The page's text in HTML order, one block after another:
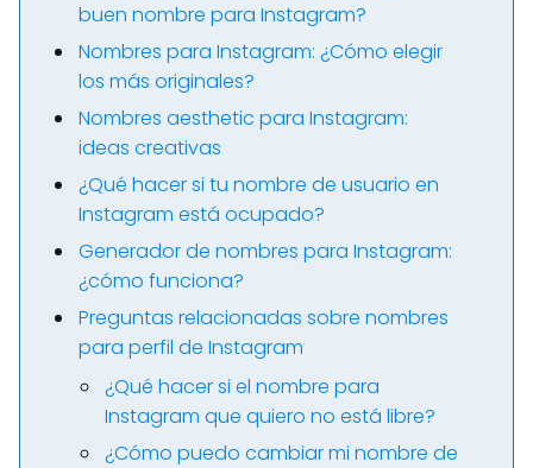
buen nombre para Instagram?
Nombres para Instagram: ¿Cómo elegir
los más originales?
Nombres aesthetic para Instagram:
ideas creativas
¿Qué hacer si tu nombre de usuario en
Instagram está ocupado?
Generador de nombres para Instagram:
¿cómo funciona?
Preguntas relacionadas sobre nombres
para perfil de Instagram
¿Qué hacer si el nombre para
Instagram que quiero no está libre?
¿Cómo puedo cambiar mi nombre de